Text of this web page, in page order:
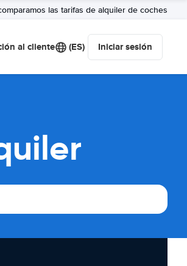
las tarifas de alquiler de coches
al cliente (ES) Iniciar sesión